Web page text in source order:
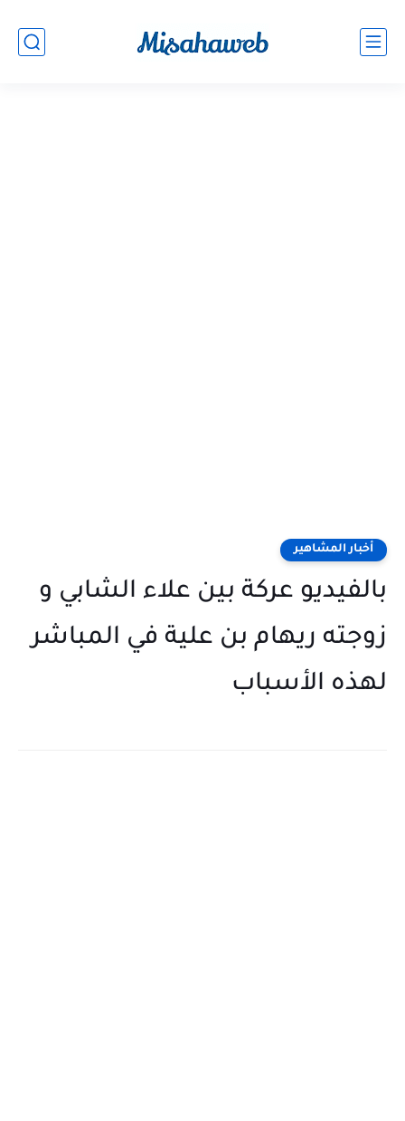
أخبار المشاهير
بالفيديو عركة بين علاء الشابي و
زوجته ريهام بن علية في المباشر
لهذه الأسباب